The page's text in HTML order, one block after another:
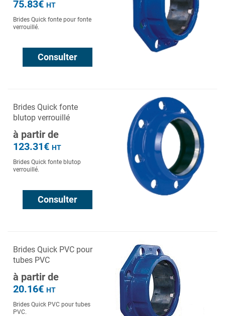
75.83€ HT
Brides Quick fonte pour fonte
verrouillé.
Consulter
Brides Quick fonte
blutop verrouillé
à partir de
123.31€ HT
Brides Quick fonte blutop
verrouillé.
Consulter
Brides Quick PVC pour
tubes PVC
à partir de
20.16€ HT
Brides Quick PVC pour tubes
PVC.